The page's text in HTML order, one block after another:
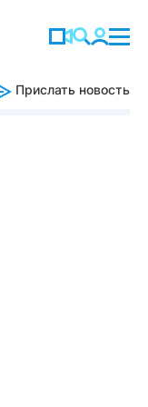
Прислать новость